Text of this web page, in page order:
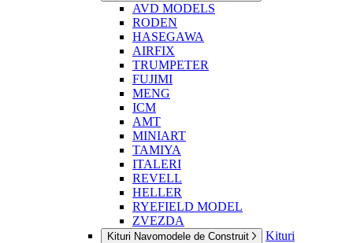
AVD MODELS
RODEN
HASEGAWA
AIRFIX
TRUMPETER
FUJIMI
MENG
ICM
AMT
MINIART
TAMIYA
ITALERI
REVELL
HELLER
RYEFIELD MODEL
ZVEZDA
Kituri Navomodele de Construit
Kituri